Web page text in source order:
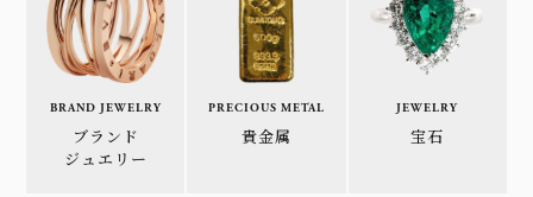
BRAND JEWELRY
ブランド
ジュエリー
PRECIOUS METAL
貴金属
JEWELRY
宝石